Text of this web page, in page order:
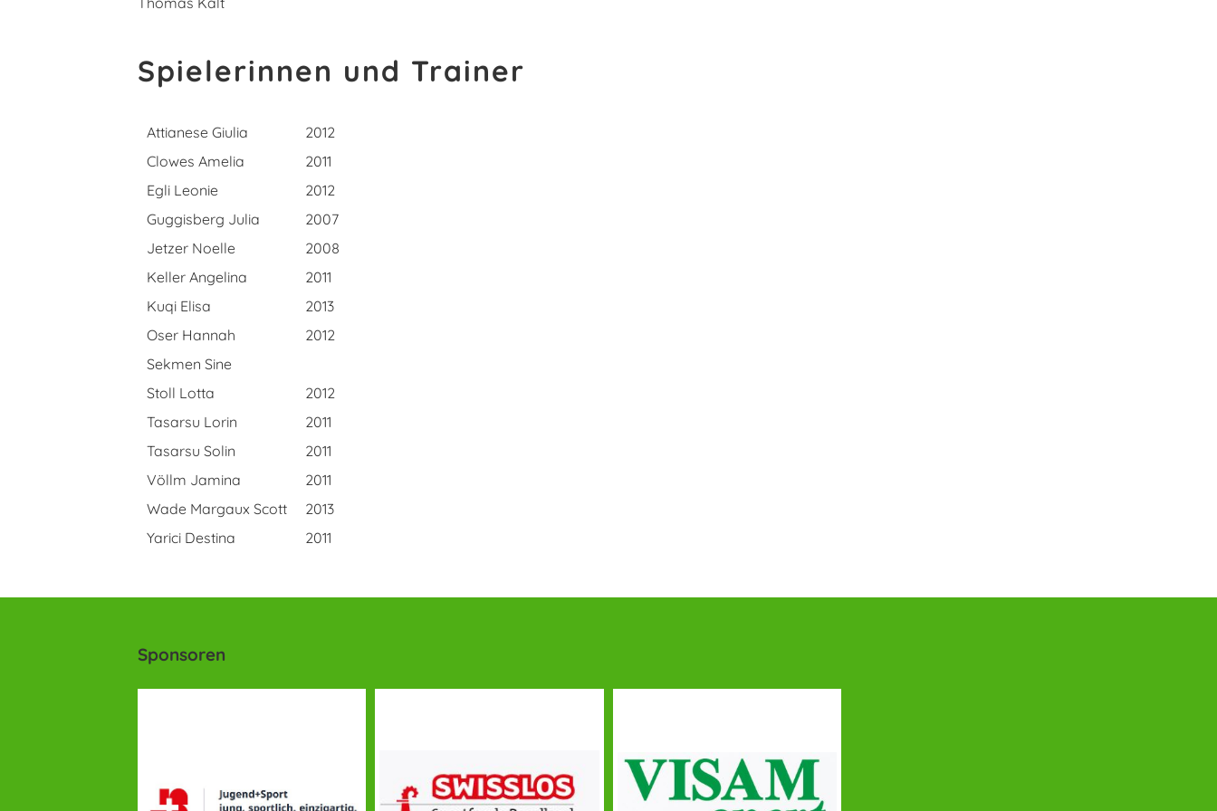
Spielerinnen und Trainer
Attianese Giulia
2012
Clowes Amelia
2011
Egli Leonie
2012
Guggisberg Julia
2007
Jetzer Noelle
2008
Keller Angelina
2011
Kuqi Elisa
2013
Oser Hannah
2012
Sekmen Sine
Stoll Lotta
2012
Tasarsu Lorin
2011
Tasarsu Solin
2011
Völlm Jamina
2011
Wade Margaux Scott
2013
Yarici Destina
2011
Sponsoren